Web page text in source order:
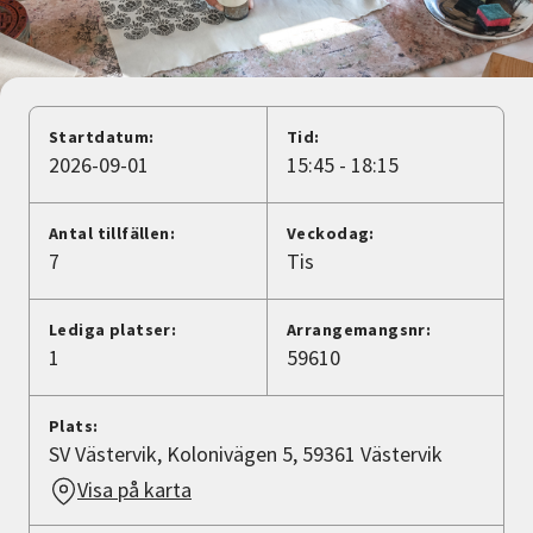
Avdelningar
Lyssna
Startdatum:
2026-09-01
Tid:
15:45 - 18:15
Antal tillfällen:
7
Veckodag:
Tis
Lediga platser:
1
Arrangemangsnr:
59610
Plats:
SV Västervik, Kolonivägen 5, 59361 Västervik
Visa på karta